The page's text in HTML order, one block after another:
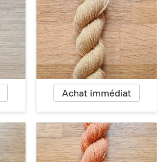
Achat immédiat